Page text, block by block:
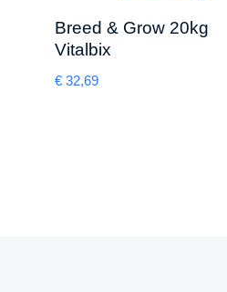
Breed & Grow 20kg
Vitalbix
€ 32,69